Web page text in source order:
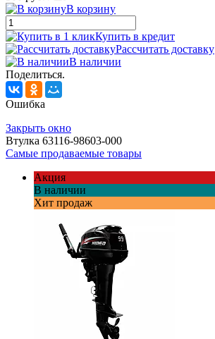
В корзину
Купить в кредит
Рассчитать доставку
В наличии
Поделиться.
Ошибка
Закрыть окно
Втулка 63116-98603-000
Самые продаваемые товары
Акция
В наличии
Хит продаж